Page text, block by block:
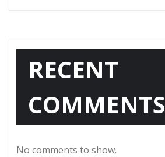
RECENT
COMMENTS
No comments to show.